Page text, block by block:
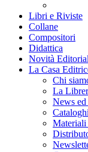
Libri e Riviste
Collane
Compositori
Didattica
Novità
La Casa
Chi
La
News
Cataloghi